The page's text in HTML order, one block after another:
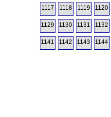
1117 1118 1119 1120
1129 1130 1131 1132
1141 1142 1143 1144